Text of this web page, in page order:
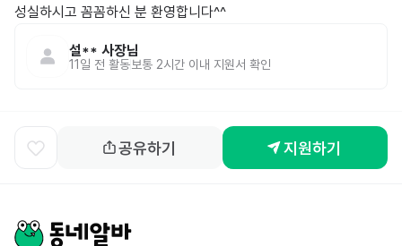
성실하시고 꼼꼼하신 분 환영합니다^^
설** 사장님
11일 전 활동 보통 2시간 이내 지원서 확인
공유하기 지원하기